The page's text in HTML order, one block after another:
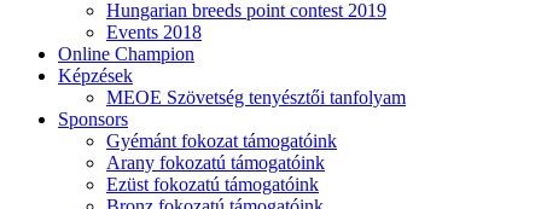
Hungarian breeds point contest 2019
Events 2018
Online Champion
Képzések
MEOE Szövetség tenyésztői tanfolyam
Sponsors
Gyémánt fokozat támogatóink
Arany fokozatú támogatóink
Ezüst fokozatú támogatóink